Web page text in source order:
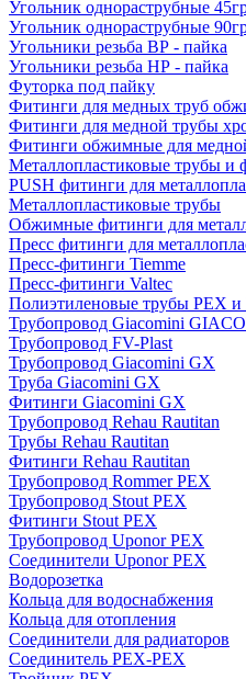
Угольник однораструбные
Угольник однораструбные
Угольники резьба ВР - пайка
Угольники резьба НР - пайка
Футорка под пайку
Фитинги для медных труб
Фитинги для медной трубы
Фитинги обжимные для
Металлопластиковые трубы и
PUSH фитинги для
Металлопластиковые трубы
Обжимные фитинги для
Пресс фитинги для
Пресс-фитинги Tiemme
Пресс-фитинги Valtec
Полиэтиленовые трубы PEX
Трубопровод Giacomini
Трубопровод FV-Plast
Трубопровод Giacomini GX
Труба Giacomini GX
Фитинги Giacomini GX
Трубопровод Rehau Rautitan
Трубы Rehau Rautitan
Фитинги Rehau Rautitan
Трубопровод Rommer PEX
Трубопровод Stout PEX
Фитинги Stout PEX
Трубопровод Uponor PEX
Соединители Uponor PEX
Водорозетка
Кольца для водоснабжения
Кольца для отопления
Соединители для радиаторов
Соединитель PEX-PEX